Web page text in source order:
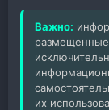
Важно:
их